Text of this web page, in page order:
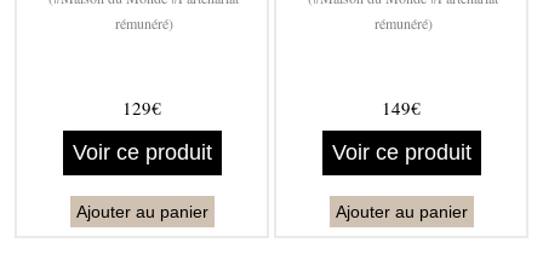
rémunéré)
129€
Voir ce produit
Ajouter au panier
rémunéré)
149€
Voir ce produit
Ajouter au panier